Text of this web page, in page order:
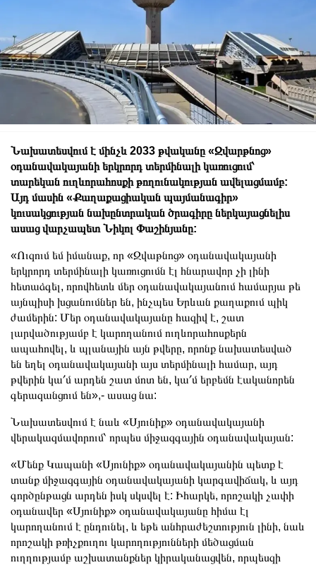
Նախատեսվում է մինչև 2033 թվականը «Զվարթնոց»
օդանավակայանի երկրորդ տերմինալի կառուցում՝
տարեկան ուղևորահոսքի թողունակության ավելացմամբ:
Այդ մասին «Քաղաքացիական պայմանագիր»
կուսակցության նախընտրական ծրագիրը ներկայացնելիս
ասաց վարչապետ Նիկոլ Փաշինյանը:
«Ուզում եմ իմանաք, որ «Զվաթնոց» օդանավակայանի
երկրորդ տերմինալի կառուցումն էլ հնարավոր չի լինի
հետաձգել, որովհետև մեր օդանավակայանում համարյա թե
այնպիսի խցանումներ են, ինչպես Երևան քաղաքում պիկ
ժամերին: Մեր օդանավակայանը հազիվ է, շատ
լարվածությամբ է կարողանում ուղևորահոսքերն
ապահովել, և պլանային այն թվերը, որոնք նախատեսված
են եղել օդանավակայանի այս տերմինալի համար, այդ
թվերին կա՛մ արդեն շատ մոտ են, կա՛մ երբեմն էականորեն
գերազանցում են»,- ասաց նա:
Նախատեսվում է նաև «Սյունիք» օդանավակայանի
վերակազմավորում՝ որպես միջազգային օդանավակայան:
«Մենք Կապանի «Սյունիք» օդանավակայանին պետք է
տանք միջազգային օդանավակայանի կարգավիճակ, և այդ
գործընթացն արդեն իսկ սկսվել է: Իհարկե, որոշակի չափի
օդանավեր «Սյունիք» օդանավակայանը հիմա էլ
կարողանում է ընդունել, և եթե անհրաժեշտություն լինի, նաև
որոշակի թռիչքուղու կարողությունների մեծացման
ուղղությամբ աշխատանքներ կիրականացվեն, որպեսզի